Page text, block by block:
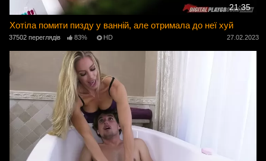
21:35
Хотіла помити пизду у ванній, але отримала до неї хуй
37502 переглядів 83% HD 27.02.2023